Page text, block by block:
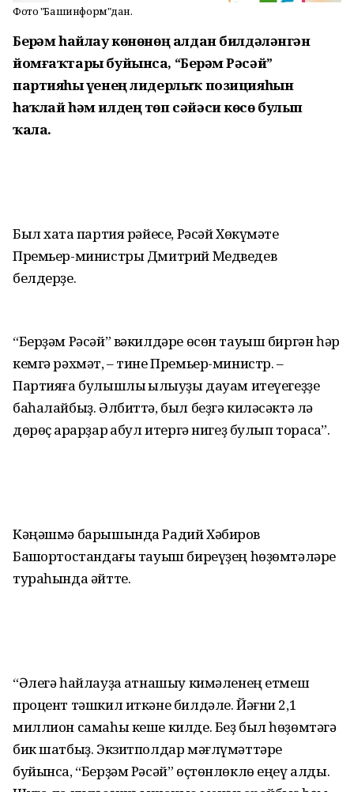
Фото "Башинформ"дан.
Берҙәм һайлау көнөнөң алдан билдәләнгән
йомғаҡтары буйынса, “Берҙәм Рәсәй”
партияһы үҙенең лидерлыҡ позицияһын
һаҡлай һәм илдең төп сәйәси көсө булып
ҡала.
Был хаҡта партия рәйесе, Рәсәй Хөкүмәте
Премьер-министры Дмитрий Медведев
белдерҙе.
“Берҙәм Рәсәй” вәкилдәре өсөн тауыш биргән һәр
кемгә рәхмәт, – тине Премьер-министр. –
Партияға булышлыҡ ҡылыуҙы дауам итеүегеҙҙе
баһалайбыҙ. Әлбиттә, был беҙгә киләсәктә лә
дөрөҫ ҡарарҙар ҡабул итергә нигеҙ булып торасаҡ”.
Кәңәшмә барышында Радий Хәбиров
Башҡортостандағы тауыш биреүҙең һөҙөмтәләре
тураһында әйтте.
“Әлегә һайлауҙа ҡатнашыу кимәленең етмеш
процент тәшкил иткәне билдәле. Йәғни 2,1
миллион самаһы кеше килде. Беҙ был һөҙөмтәгә
бик шатбыҙ. Экзитполдар мәғлүмәттәре
буйынса, “Берҙәм Рәсәй” өҫтөнлөклө еңеү алды.